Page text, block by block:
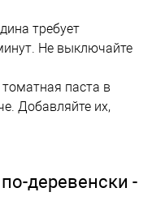
требует
Не выключайте
паста в
Добавляйте их,
деревенски -